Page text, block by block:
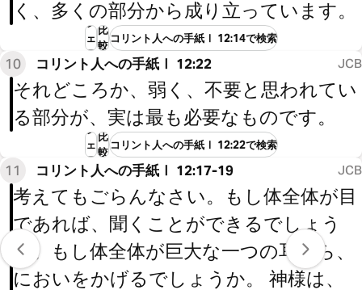
く、多くの部分から成り立っています。
シ
ェ
ア
比
較
コリント人への手紙Ⅰ 12:14で検索
10 コリント人への手紙Ⅰ 12:22 JCB
それどころか、弱く、不要と思われてい
る部分が、実は最も必要なものです。
シ
ェ
ア
比
較
コリント人への手紙Ⅰ 12:22で検索
11 コリント人への手紙Ⅰ 12:17-19 JCB
考えてもごらんなさい。もし体全体が目
であれば、聞くことができるでしょう
か。もし体全体が巨大な一つの耳なら、
においをかげるでしょうか。 神様は、